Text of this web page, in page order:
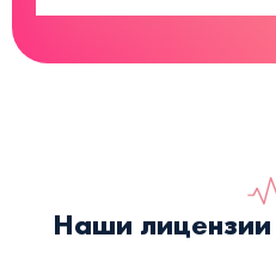
Наши лицензии